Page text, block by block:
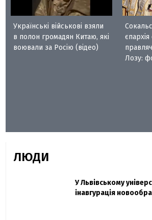
Українські військові взяли
в полон громадян Китаю, які
воювали за Росію (відео)
Лозу:
ЛЮДИ
Павло Дак
«Час не лікує, лише
Захисник "Азовсталі"
одружився та
У Львівському
інавгурація